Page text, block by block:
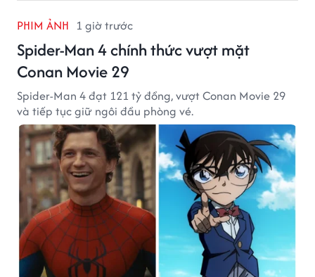
PHIM ẢNH 1 giờ trước
Spider-Man 4 chính thức vượt mặt
Conan Movie 29
Spider-Man 4 đạt 121 tỷ đồng, vượt Conan Movie 29
và tiếp tục giữ ngôi đầu phòng vé.